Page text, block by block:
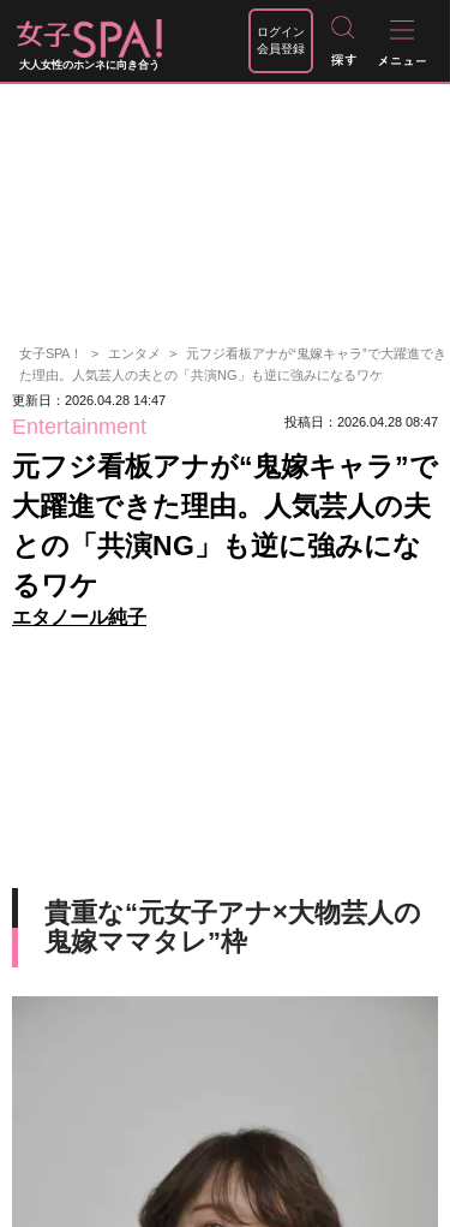
大人女性のホンネに向き合う
ログイン
会員登録
女子SPA！ エンタメ
元フジ看板アナが“鬼嫁キャラ”で大躍進でき
た理由。人気芸人の夫との「共演NG」も逆に強みになるワケ
更新日：2026.04.28 14:47
Entertainment 投稿日：2026.04.28 08:47
元フジ看板アナが“鬼嫁キャラ”で
大躍進できた理由。人気芸人の夫
との「共演NG」も逆に強みにな
るワケ
エタノール純子
貴重な“元女子アナ×大物芸人の
鬼嫁ママタレ”枠